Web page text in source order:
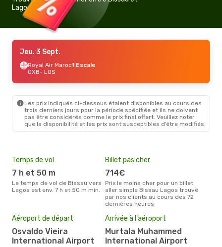
Lagos
Jeu. 3 Sept.
Royal Air Maroc1 Escale
OXB- LOS
Les prix indiqués ci-dessous étaient disponibles au cours des
trois derniers jours pour la période spécifiée et ils ne doivent
pas être considérés comme le prix final offert. Veuillez noter
que la disponibilité et les prix sont susceptibles d’être modifiés.
Temps de vol
7 h et 50 m
Le temps de vol de Bissau vers
Lagos est env. 7 h et 50 m min.
Billet pas cher
714€
Prix le moins cher pour un billet
aller simple Bissau Lagos trouvé
par nos clients au cours des 72
dernières heures
Aéroport de départ
Osvaldo Vieira
International Airport
Arrivée à l'aéroport
Murtala Muhammed
International Airport